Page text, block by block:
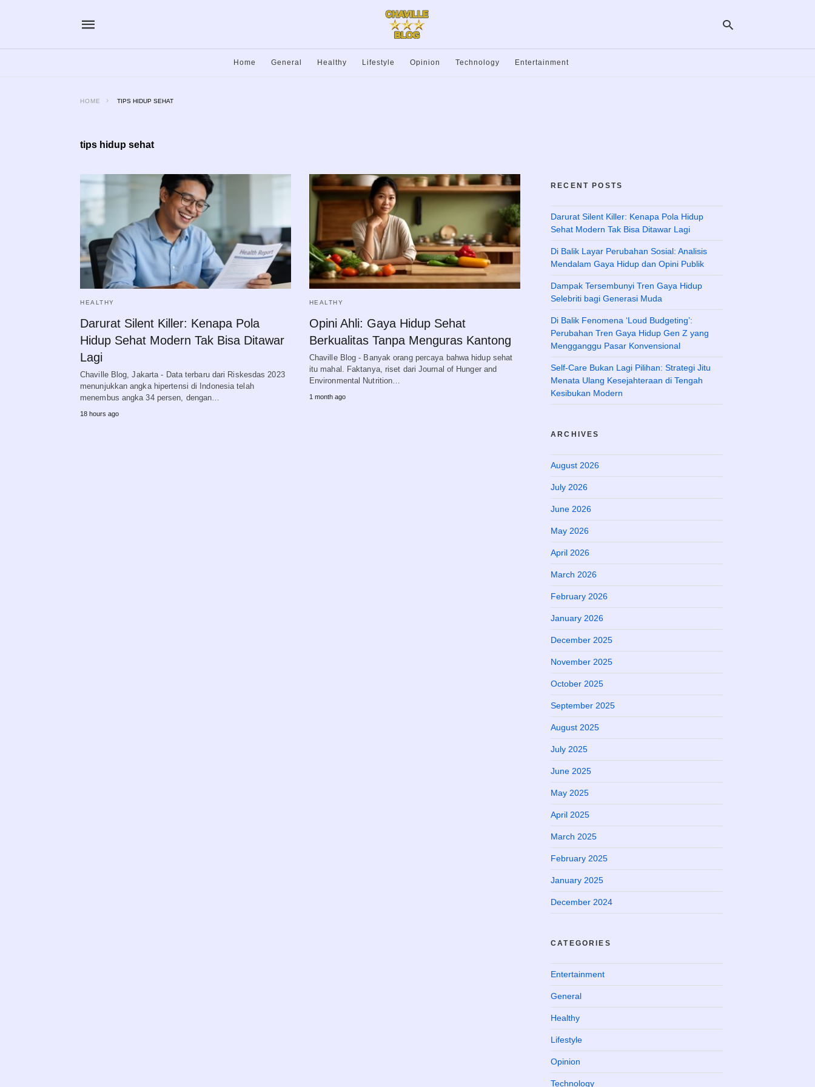
Home General Healthy Lifestyle Opinion Technology Entertainment
HOME TIPS HIDUP SEHAT
tips hidup sehat
HEALTHY
Darurat Silent Killer: Kenapa Pola
Hidup Sehat Modern Tak Bisa Ditawar
Lagi
Chaville Blog, Jakarta - Data terbaru dari Riskesdas 2023
menunjukkan angka hipertensi di Indonesia telah
menembus angka 34 persen, dengan…
18 hours ago
HEALTHY
Opini Ahli: Gaya Hidup Sehat
Berkualitas Tanpa Menguras Kantong
Chaville Blog - Banyak orang percaya bahwa hidup sehat
itu mahal. Faktanya, riset dari Journal of Hunger and
Environmental Nutrition…
1 month ago
RECENT POSTS
Darurat Silent Killer: Kenapa Pola Hidup
Sehat Modern Tak Bisa Ditawar Lagi
Di Balik Layar Perubahan Sosial: Analisis
Mendalam Gaya Hidup dan Opini Publik
Dampak Tersembunyi Tren Gaya Hidup
Selebriti bagi Generasi Muda
Di Balik Fenomena ‘Loud Budgeting’:
Perubahan Tren Gaya Hidup Gen Z yang
Mengganggu Pasar Konvensional
Self-Care Bukan Lagi Pilihan: Strategi Jitu
Menata Ulang Kesejahteraan di Tengah
Kesibukan Modern
ARCHIVES
August 2026
July 2026
June 2026
May 2026
April 2026
March 2026
February 2026
January 2026
December 2025
November 2025
October 2025
September 2025
August 2025
July 2025
June 2025
May 2025
April 2025
March 2025
February 2025
January 2025
December 2024
CATEGORIES
Entertainment
General
Healthy
Lifestyle
Opinion
Technology